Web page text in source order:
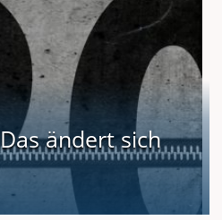
ändert sich